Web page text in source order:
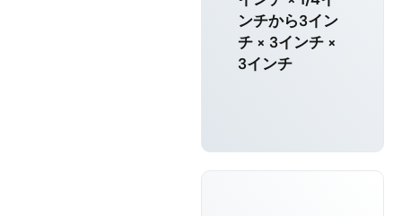
ンチから3イン
チ × 3インチ ×
3インチ
く知る